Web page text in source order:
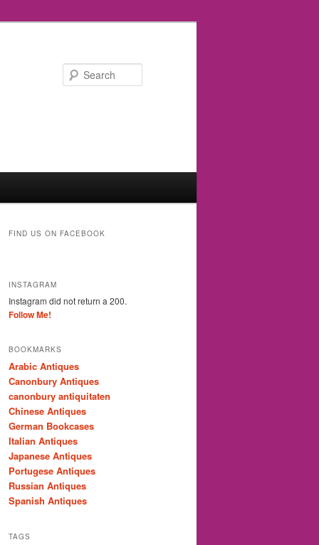
FIND US ON FACEBOOK
INSTAGRAM
Instagram did not return a 200.
Follow Me!
BOOKMARKS
Arabic Antiques
Canonbury Antiques
canonbury antiquitaten
Chinese Antiques
German Bookcases
Italian Antiques
Japanese Antiques
Portugese Antiques
Russian Antiques
Spanish Antiques
TAGS